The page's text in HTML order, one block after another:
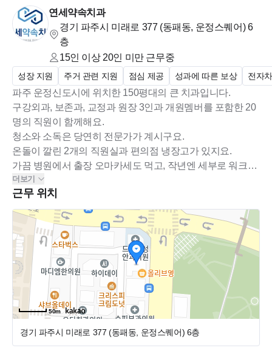
연세약속치과
경기 파주시 미래로 377 (동패동, 운정스퀘어) 6
층
15인 이상 20인 미만근무중
성장 지원 주거 관련 지원 점심 제공 성과에 따른 보상 전자
파주 운정신도시에 위치한 150평대의 큰 치과입니다.
구강외과, 보존과, 교정과 원장 3인과 개원멤버를 포함한 20
명의 직원이 함께해요.
청소와 소독은 당연히 전문가가 계시구요.
온돌이 깔린 2개의 직원실과 편의점 냉장고가 있지요.
가끔 병원에서 출장 오마카세도 먹고, 작년엔 세부로 워크샵
을 다녀왔어요.
분위기는 지금이 가장 좋아요.
그리고 선생님이 와서 더 좋아지길 기대하고 있어요 ; )
더보기
근무 위치
50m
경기 파주시 미래로 377 (동패동, 운정스퀘어) 6층